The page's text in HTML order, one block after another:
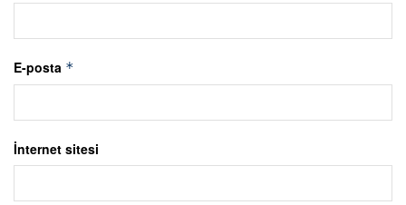
E-posta *
İnternet sitesi